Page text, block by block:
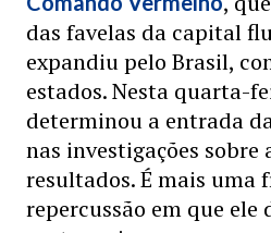
das favelas da capital
expandiu pelo Brasil,
estados. Nesta quarta-
determinou a entrada
nas investigações sobre
resultados. É mais uma
repercussão em que ele